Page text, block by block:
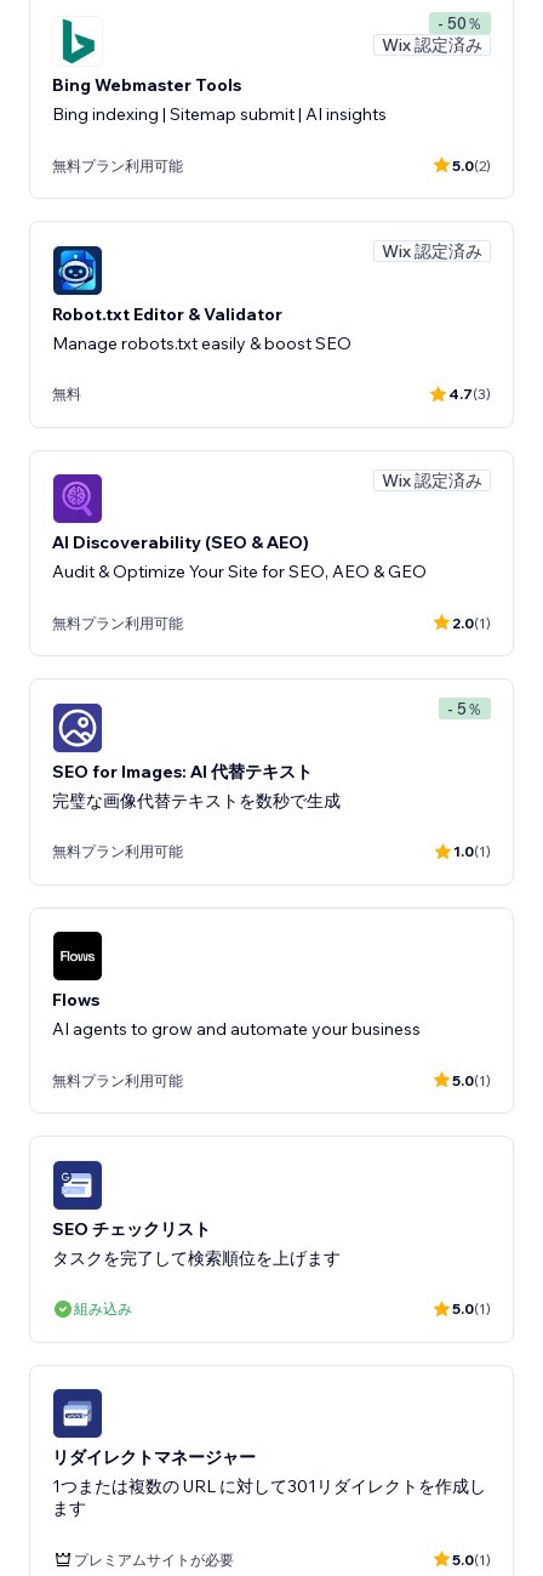
- 50％
Wix 認定済み
Bing Webmaster Tools
Bing indexing | Sitemap submit | AI insights
無料プラン利用可能 5.0(2)
Wix 認定済み
Robot.txt Editor & Validator
Manage robots.txt easily & boost SEO
無料 4.7(3)
Wix 認定済み
AI Discoverability (SEO & AEO)
Audit & Optimize Your Site for SEO, AEO & GEO
無料プラン利用可能 2.0(1)
- 5％
SEO for Images: AI 代替テキスト
完璧な画像代替テキストを数秒で生成
無料プラン利用可能 1.0(1)
Flows
AI agents to grow and automate your business
無料プラン利用可能 5.0(1)
SEO チェックリスト
タスクを完了して検索順位を上げます
組み込み 5.0(1)
リダイレクトマネージャー
1つまたは複数の URL に対して301リダイレクトを作成し
ます
プレミアムサイトが必要 5.0(1)